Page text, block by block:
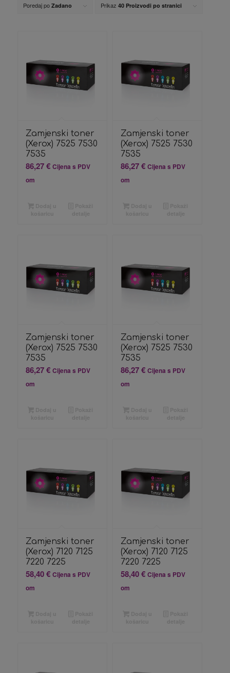
Poredaj po Zadano Prikaz 40 Proizvodi po stranici
Zamjenski toner
(Xerox) 7525 7530
7535
86,27€ Cijena s PDV
om
Zamjenski toner
(Xerox) 7525 7530
7535
86,27€ Cijena s PDV
om
Zamjenski toner
(Xerox) 7525 7530
7535
86,27€ Cijena s PDV
om
Zamjenski toner
(Xerox) 7525 7530
7535
86,27€ Cijena s PDV
om
Zamjenski toner
(Xerox) 7120 7125
7220 7225
58,40€ Cijena s PDV
om
Zamjenski toner
(Xerox) 7120 7125
7220 7225
58,40€ Cijena s PDV
om